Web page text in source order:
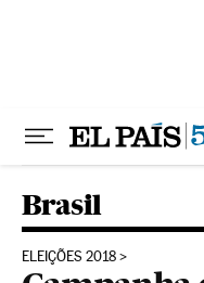
Brasil
ELEIÇÕES 2018